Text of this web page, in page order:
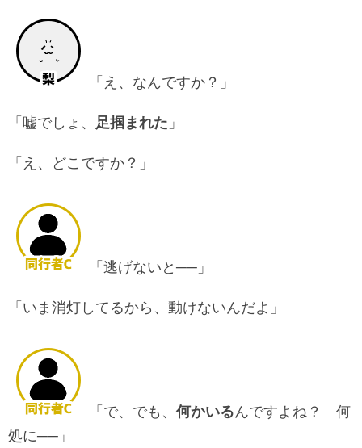
「え、なんですか？」
「嘘でしょ、 足掴まれた 」
「え、どこですか？」
「逃げないと──」
「いま消灯してるから、動けないんだよ」
「で、でも、 何かいるんですよね？ 何
処に──」